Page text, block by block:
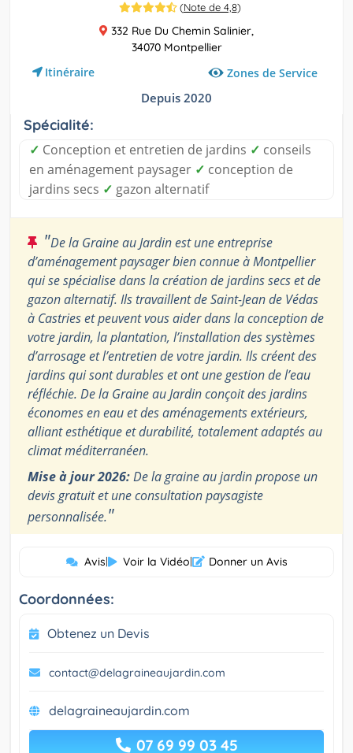
(Note de 4,8)
332 Rue Du Chemin Salinier,
34070 Montpellier
Itinéraire Zones de Service
Depuis 2020
Spécialité:
✓ Conception et entretien de jardins ✓ conseils
en aménagement paysager ✓ conception de
jardins secs ✓ gazon alternatif
"De la Graine au Jardin est une entreprise
d’aménagement paysager bien connue à Montpellier
qui se spécialise dans la création de jardins secs et de
gazon alternatif. Ils travaillent de Saint-Jean de Védas
à Castries et peuvent vous aider dans la conception de
votre jardin, la plantation, l’installation des systèmes
d’arrosage et l’entretien de votre jardin. Ils créent des
jardins qui sont durables et ont une gestion de l’eau
réfléchie. De la Graine au Jardin conçoit des jardins
économes en eau et des aménagements extérieurs,
alliant esthétique et durabilité, totalement adaptés au
climat méditerranéen.
Mise à jour 2026:De la graine au jardin propose un
devis gratuit et une consultation paysagiste
personnalisée."
Avis| Voir la Vidéo| Donner un Avis
Coordonnées:
Obtenez un Devis
contact@delagraineaujardin.com
delagraineaujardin.com
07 69 99 03 45